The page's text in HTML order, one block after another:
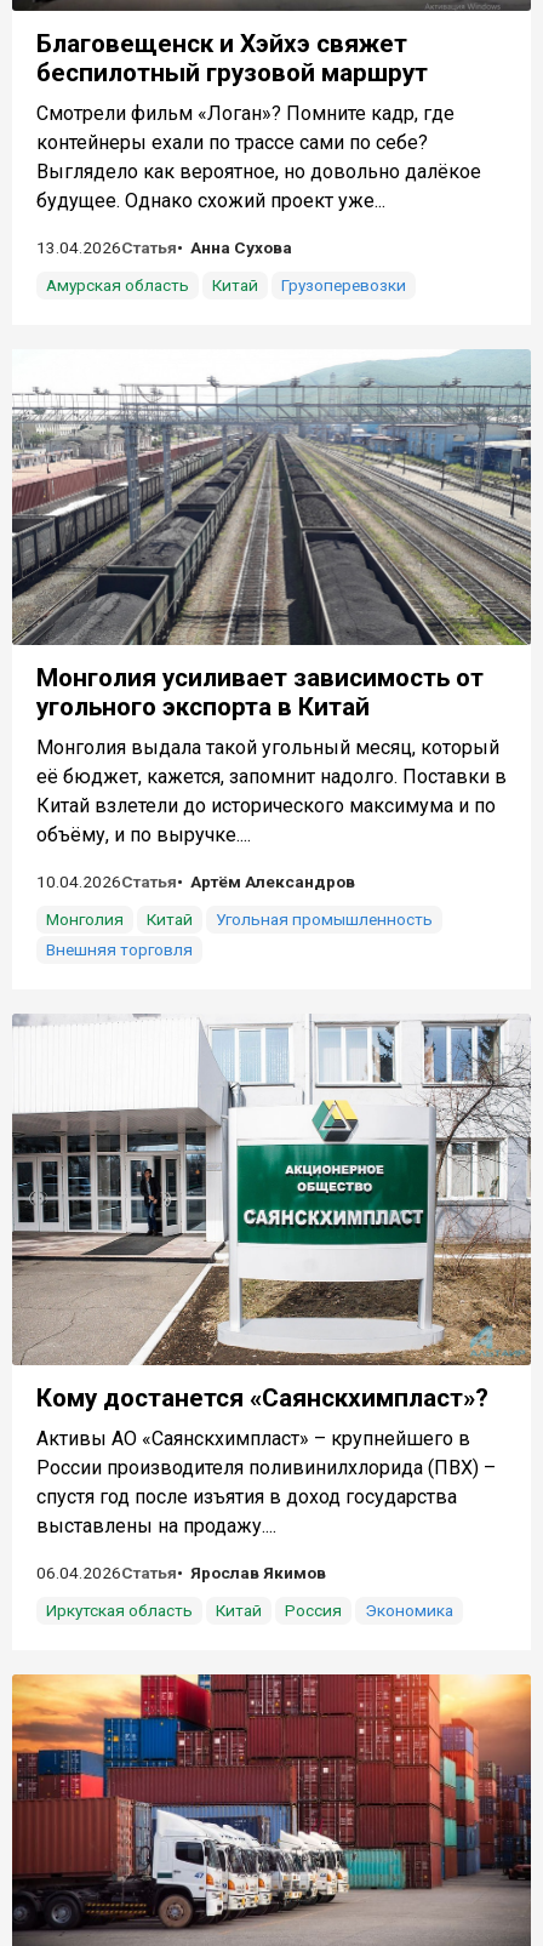
Благовещенск и Хэйхэ свяжет
беспилотный грузовой маршрут
Смотрели фильм «Логан»? Помните кадр, где
контейнеры ехали по трассе сами по себе?
Выглядело как вероятное, но довольно далёкое
будущее. Однако схожий проект уже...
13.04.2026Статья
Анна Сухова
Амурская область
Китай Грузоперевозки
Монголия усиливает зависимость от
угольного экспорта в Китай
Монголия выдала такой угольный месяц, который
её бюджет, кажется, запомнит надолго. Поставки в
Китай взлетели до исторического максимума и по
объёму, и по выручке....
10.04.2026Статья
Артём Александров
Монголия
Китай
Угольная промышленность
Внешняя торговля
Кому достанется «Саянскхимпласт»?
Активы АО «Саянскхимпласт» – крупнейшего в
России производителя поливинилхлорида (ПВХ) –
спустя год после изъятия в доход государства
выставлены на продажу....
06.04.2026Статья
Ярослав Якимов
Иркутская область
Китай Россия Экономика